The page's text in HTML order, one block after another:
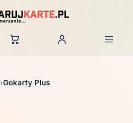
Zaloguj
›Gokarty Plus